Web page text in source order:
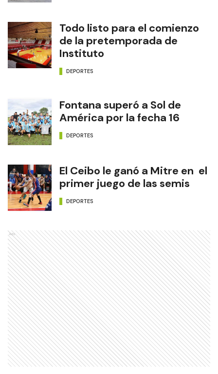
Todo listo para el comienzo
de la pretemporada de
Instituto
DEPORTES
Fontana superó a Sol de
América por la fecha 16
DEPORTES
El Ceibo le ganó a Mitre en el
primer juego de las semis
DEPORTES
Ads